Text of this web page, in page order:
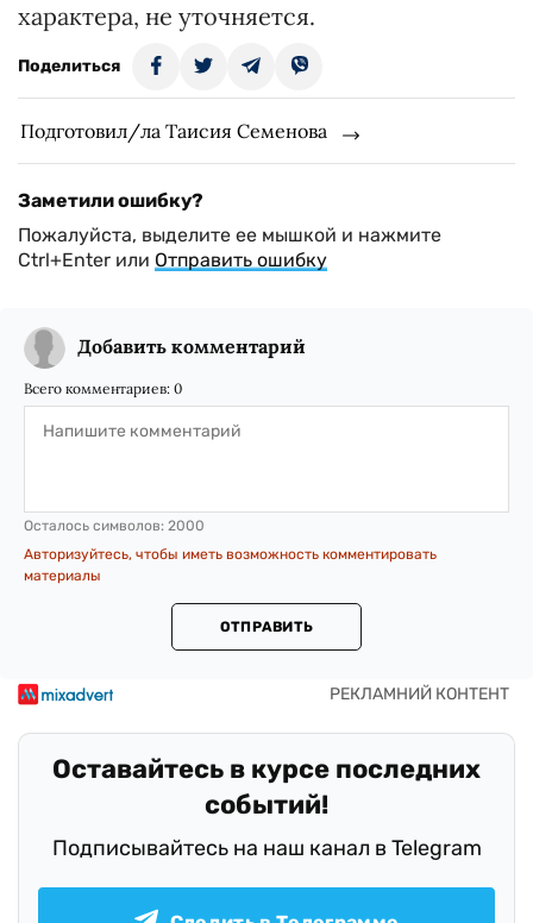
характера, не уточняется.
Поделиться
Подготовил/ла Таисия Семенова
Заметили ошибку?
Пожалуйста, выделите ее мышкой и нажмите
Ctrl+Enter или Отправить ошибку
Добавить комментарий
Всего комментариев: 0
Осталось символов: 2000
Авторизуйтесь, чтобы иметь возможность комментировать
материалы
ОТПРАВИТЬ
Оставайтесь в курсе последних
событий!
Подписывайтесь на наш канал в Telegram